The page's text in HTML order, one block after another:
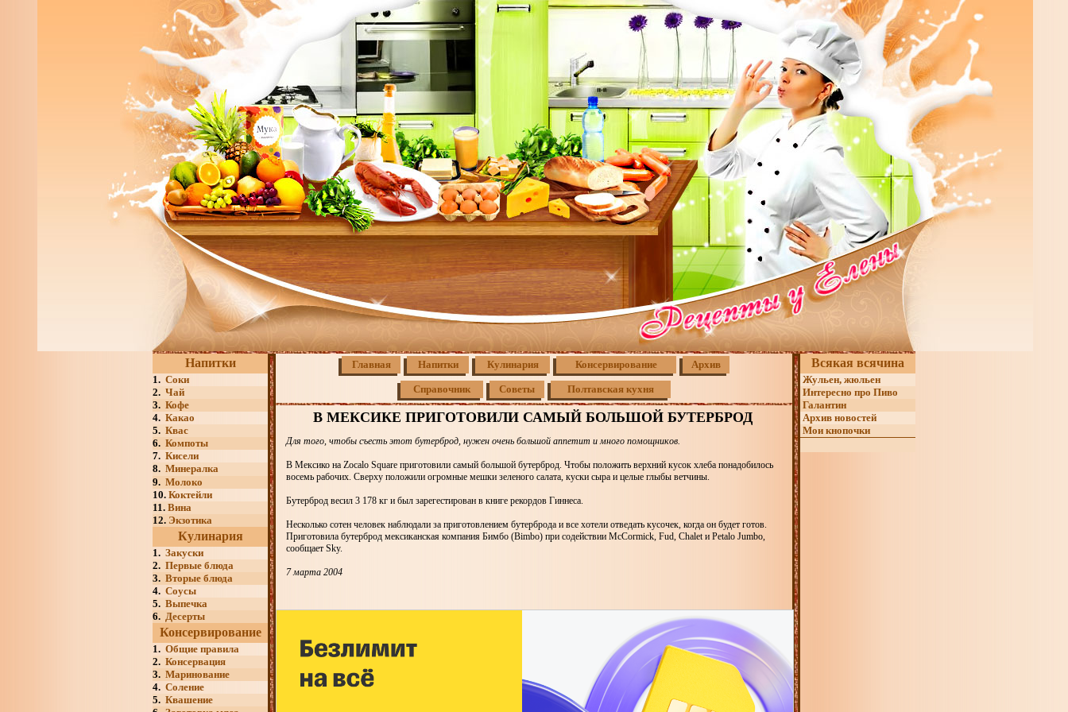
Напитки
1. Соки
2. Чай
3. Кофе
4. Какао
5. Квас
6. Компоты
7. Кисели
8. Минералка
9. Молоко
10. Коктейли
11. Вина
12. Экзотика
Кулинария
1. Закуски
2. Первые блюда
3. Вторые блюда
4. Соусы
5. Выпечка
6. Десерты
Консервирование
1. Общие правила
2. Консервация
3. Маринование
4. Соление
5. Квашение
Главная Напитки Кулинария Консервирование Архив
Справочник Советы Полтавская кухня
В МЕКСИКЕ ПРИГОТОВИЛИ САМЫЙ БОЛЬШОЙ БУТЕРБРОД
Для того, чтобы съесть этот бутерброд, нужен очень большой аппетит и много помощников.
В Мексико на Zocalo Square приготовили самый большой бутерброд. Чтобы положить верхний кусок хлеба понадобилось
восемь рабочих. Сверху положили огромные мешки зеленого салата, куски сыра и целые глыбы ветчины.
Бутерброд весил 3 178 кг и был зарегестирован в книге рекордов Гиннеса.
Несколько сотен человек наблюдали за приготовлением бутерброда и все хотели отведать кусочек, когда он будет готов.
Приготовила бутерброд мексиканская компания Бимбо (Bimbo) при содействии McCormick, Fud, Chalet и Petalo Jumbo,
сообщает Sky.
7 марта 2004
Всякая всячина
Жульен, жюльен
Интересно про Пиво
Галантин
Архив новостей
Мои кнопочки